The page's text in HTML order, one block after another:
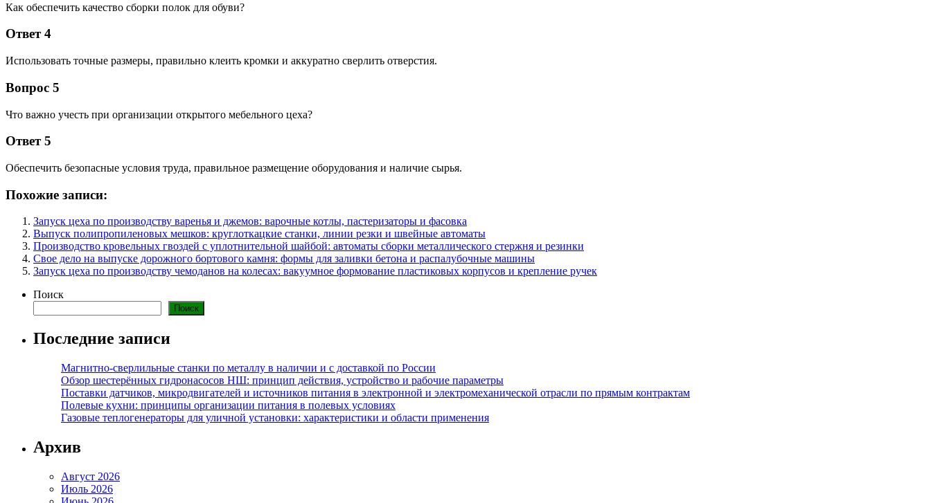
Как обеспечить качество сборки полок для обуви?
Ответ 4
Использовать точные размеры, правильно клеить кромки и аккуратно сверлить отверстия.
Вопрос 5
Что важно учесть при организации открытого мебельного цеха?
Ответ 5
Обеспечить безопасные условия труда, правильное размещение оборудования и наличие сырья.
Похожие записи:
Запуск цеха по производству варенья и джемов: варочные котлы, пастеризаторы и фасовка
Выпуск полипропиленовых мешков: круглоткацкие станки, линии резки и швейные автоматы
Производство кровельных гвоздей с уплотнительной шайбой: автоматы сборки металлического стержня и резинки
Свое дело на выпуске дорожного бортового камня: формы для заливки бетона и распалубочные машины
Запуск цеха по производству чемоданов на колесах: вакуумное формование пластиковых корпусов и крепление ручек
Поиск
Поиск
Последние записи
Магнитно-сверлильные станки по металлу в наличии и с доставкой по России
Обзор шестерённых гидронасосов НШ: принцип действия, устройство и рабочие параметры
Поставки датчиков, микродвигателей и источников питания в электронной и электромеханической отрасли по прямым контрактам
Полевые кухни: принципы организации питания в полевых условиях
Газовые теплогенераторы для уличной установки: характеристики и области применения
Архив
Август 2026
Июль 2026